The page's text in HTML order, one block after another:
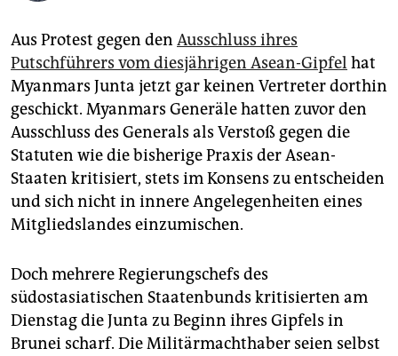
abo
genossenschaft
epaper login
Aus Protest gegen den Ausschluss ihres
Putschführers vom diesjährigen Asean-Gipfel hat
Myanmars Junta jetzt gar keinen Vertreter dorthin
geschickt. Myanmars Generäle hatten zuvor den
Ausschluss des Generals als Verstoß gegen die
Statuten wie die bisherige Praxis der Asean-
Staaten kritisiert, stets im Konsens zu entscheiden
und sich nicht in innere Angelegenheiten eines
Mitgliedslandes einzumischen.
Doch mehrere Regierungschefs des
südostasiatischen Staatenbunds kritisierten am
Dienstag die Junta zu Beginn ihres Gipfels in
Brunei scharf. Die Militärmachthaber seien selbst